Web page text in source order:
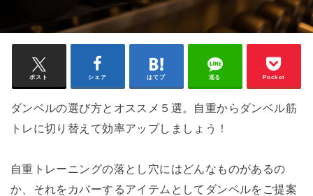
ポスト シェア はてブ 送る Pocket
ダンベルの選び方とオススメ５選。自重からダンベル筋
トレに切り替えて効率アップしましょう！
自重トレーニングの落とし穴にはどんなものがあるの
か、それをカバーするアイテムとしてダンベルをご提案